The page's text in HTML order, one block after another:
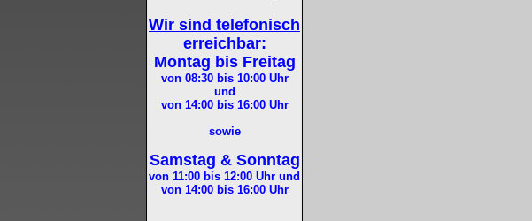
Wir sind telefonisch
erreichbar:
Montag bis Freitag
von 08:30 bis 10:00Uhr
und
von 14:00 bis 16:00Uhr
sowie
Samstag & Sonntag
von 11:00 bis 12:00 Uhr und
von 14:00 bis 16:00Uhr